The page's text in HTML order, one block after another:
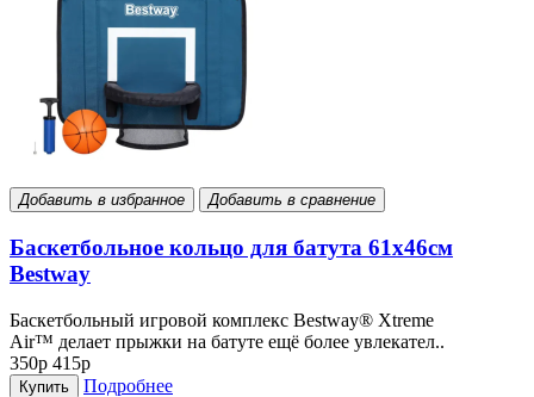
Добавить в избранное Добавить в сравнение
Баскетбольное кольцо для батута 61х46см
Bestway
Баскетбольный игровой комплекс Bestway® Xtreme
Air™ делает прыжки на батуте ещё более увлекател..
350р 415р
Купить
Подробнее